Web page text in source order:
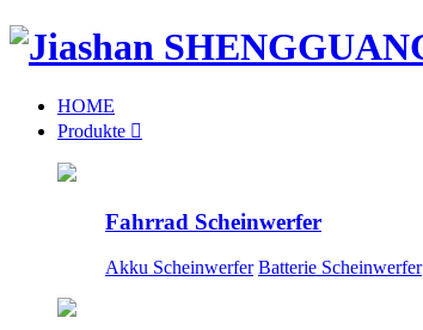
HOME
Produkte 
Fahrrad Scheinwerfer
Akku Scheinwerfer Batterie Scheinwerfer